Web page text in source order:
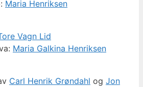
Maria Henriksen
Vagn Lid
Maria Galkina Henriksen
Carl Henrik Grøndahl og Jon